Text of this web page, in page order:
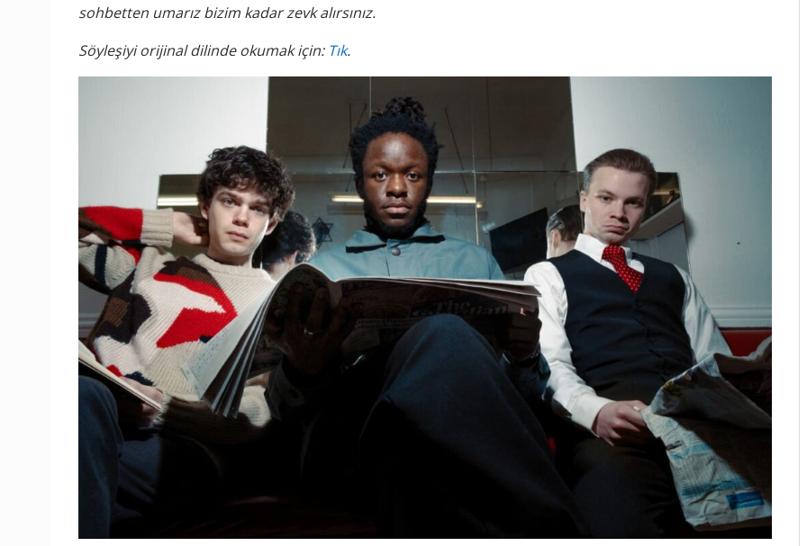
sohbetten umarız bizim kadar zevk alırsınız.
Söyleşiyi orijinal dilinde okumak için: Tık.